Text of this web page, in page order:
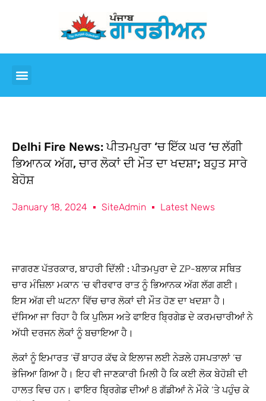
Delhi Fire News: ਪੀਤਮਪੁਰਾ ‘ਚ ਇੱਕ ਘਰ ‘ਚ ਲੱਗੀ
ਭਿਆਨਕ ਅੱਗ, ਚਾਰ ਲੋਕਾਂ ਦੀ ਮੌਤ ਦਾ ਖਦਸ਼ਾ; ਬਹੁਤ ਸਾਰੇ
ਬੇਹੋਸ਼
January 18, 2024 SiteAdmin Latest News
ਜਾਗਰਣ ਪੱਤਰਕਾਰ, ਬਾਹਰੀ ਦਿੱਲੀ : ਪੀਤਮਪੁਰਾ ਦੇ ZP-ਬਲਾਕ ਸਥਿਤ
ਚਾਰ ਮੰਜ਼ਿਲਾ ਮਕਾਨ ‘ਚ ਵੀਰਵਾਰ ਰਾਤ ਨੂੰ ਭਿਆਨਕ ਅੱਗ ਲੱਗ ਗਈ।
ਇਸ ਅੱਗ ਦੀ ਘਟਨਾ ਵਿੱਚ ਚਾਰ ਲੋਕਾਂ ਦੀ ਮੌਤ ਹੋਣ ਦਾ ਖਦਸ਼ਾ ਹੈ।
ਦੱਸਿਆ ਜਾ ਰਿਹਾ ਹੈ ਕਿ ਪੁਲਿਸ ਅਤੇ ਫਾਇਰ ਬ੍ਰਿਗੇਡ ਦੇ ਕਰਮਚਾਰੀਆਂ ਨੇ
ਅੱਧੀ ਦਰਜਨ ਲੋਕਾਂ ਨੂੰ ਬਚਾਇਆ ਹੈ।
ਲੋਕਾਂ ਨੂੰ ਇਮਾਰਤ ‘ਚੋਂ ਬਾਹਰ ਕੱਢ ਕੇ ਇਲਾਜ ਲਈ ਨੇੜਲੇ ਹਸਪਤਾਲਾਂ ‘ਚ
ਭੇਜਿਆ ਗਿਆ ਹੈ। ਇਹ ਵੀ ਜਾਣਕਾਰੀ ਮਿਲੀ ਹੈ ਕਿ ਕਈ ਲੋਕ ਬੇਹੋਸ਼ੀ ਦੀ
ਹਾਲਤ ਵਿਚ ਹਨ। ਫਾਇਰ ਬ੍ਰਿਗੇਡ ਦੀਆਂ 8 ਗੱਡੀਆਂ ਨੇ ਮੌਕੇ ‘ਤੇ ਪਹੁੰਚ ਕੇ